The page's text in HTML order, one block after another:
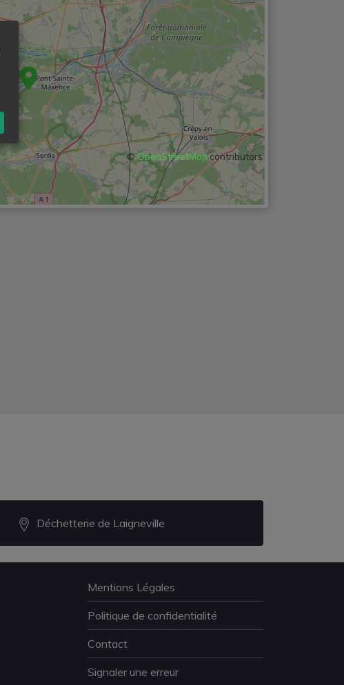
© OpenStreetMapcontributors
Déchetterie de Laigneville
Mentions Légales
Politique de confidentialité
Contact
Signaler une erreur